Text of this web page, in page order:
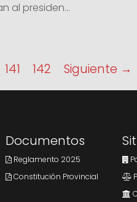
al presiden...
141 142 Siguiente →
Documentos
Reglamento 2025
Constitución Provincial